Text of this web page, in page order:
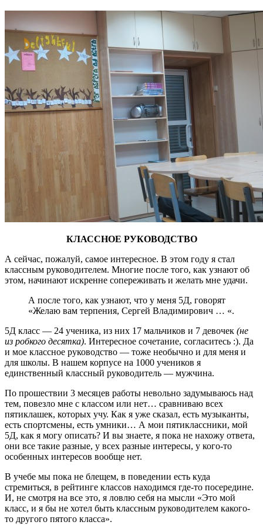
КЛАССНОЕ РУКОВОДСТВО
А сейчас, пожалуй, самое интересное. В этом году я стал
классным руководителем. Многие после того, как узнают об
этом, начинают искренне сопереживать и желать мне удачи.
А после того, как узнают, что у меня 5Д, говорят
«Желаю вам терпения, Сергей Владимирович … «.
5Д класс — 24 ученика, из них 17 мальчиков и 7 девочек (не
из робкого десятка). Интересное сочетание, согласитесь :). Да
и мое классное руководство — тоже необычно и для меня и
для школы. В нашем корпусе на 1000 учеников я
единственный классный руководитель — мужчина.
По прошествии 3 месяцев работы невольно задумываюсь над
тем, повезло мне с классом или нет… сравниваю всех
пятиклашек, которых учу. Как я уже сказал, есть музыканты,
есть спортсмены, есть умники… А мои пятиклассники, мой
5Д, как я могу описать? И вы знаете, я пока не нахожу ответа,
они все такие разные, у всех разные интересы, у кого-то
особенных интересов вообще нет.
В учебе мы пока не блещем, в поведении есть куда
стремиться, в рейтинге классов находимся где-то посередине.
И, не смотря на все это, я ловлю себя на мысли «Это мой
класс, и я бы не хотел быть классным руководителем какого-
то другого пятого класса».